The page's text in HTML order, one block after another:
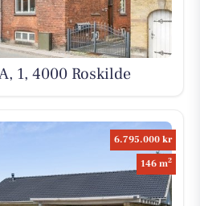
1, 4000 Roskilde
6.795.000 kr
146 m2